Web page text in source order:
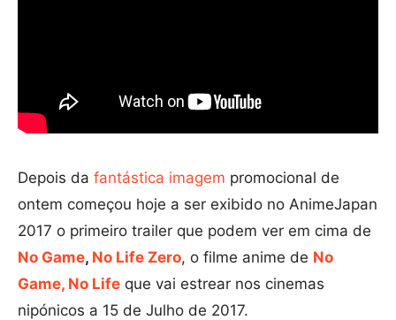
Depois da fantástica imagem promocional de
ontem começou hoje a ser exibido no AnimeJapan
2017 o primeiro trailer que podem ver em cima de
No Game, No Life Zero, o filme anime de No
Game, No Life que vai estrear nos cinemas
nipónicos a 15 de Julho de 2017.